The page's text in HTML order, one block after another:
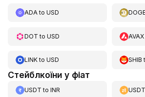
ADAto USD
DOT to USD AVAX
LINKto USD SHIB
Стейблкоїни у фіат
USDT to INR USDT